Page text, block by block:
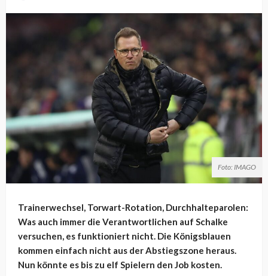
Foto: IMAGO
Trainerwechsel, Torwart-Rotation, Durchhalteparolen:
Was auch immer die Verantwortlichen auf Schalke
versuchen, es funktioniert nicht. Die Königsblauen
kommen einfach nicht aus der Abstiegszone heraus.
Nun könnte es bis zu elf Spielern den Job kosten.